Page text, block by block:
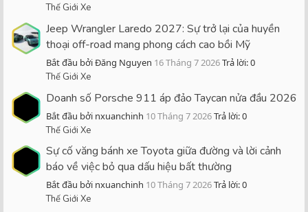
Thế Giới Xe
Jeep Wrangler Laredo 2027: Sự trở lại của huyền
thoại off-road mang phong cách cao bồi Mỹ
Bắt đầu bởi Đăng Nguyen 16 Tháng 7 2026Trả lời: 0
Thế Giới Xe
Doanh số Porsche 911 áp đảo Taycan nửa đầu 2026
Bắt đầu bởi nxuanchinh 10 Tháng 7 2026Trả lời: 0
Thế Giới Xe
Sự cố văng bánh xe Toyota giữa đường và lời cảnh
báo về việc bỏ qua dấu hiệu bất thường
Bắt đầu bởi nxuanchinh 10 Tháng 7 2026Trả lời: 0
Thế Giới Xe